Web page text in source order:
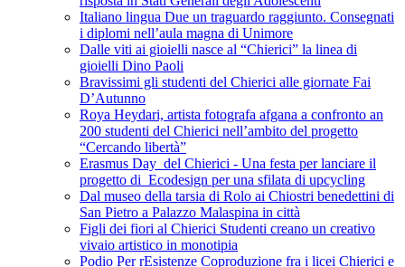
Italiano lingua Due un traguardo raggiunto. Consegnati
i diplomi nell’aula magna di Unimore
Dalle viti ai gioielli nasce al “Chierici” la linea di
gioielli Dino Paoli
Bravissimi gli studenti del Chierici alle giornate Fai
D’Autunno
Roya Heydari, artista fotografa afgana a confronto an
200 studenti del Chierici nell’ambito del progetto
“Cercando libertà”
Erasmus Day del Chierici - Una festa per lanciare il
progetto di Ecodesign per una sfilata di upcycling
Dal museo della tarsia di Rolo ai Chiostri benedettini di
San Pietro a Palazzo Malaspina in città
Figli dei fiori al Chierici Studenti creano un creativo
vivaio artistico in monotipia
Podio Per rEsistenze Coproduzione fra i licei Chierici e